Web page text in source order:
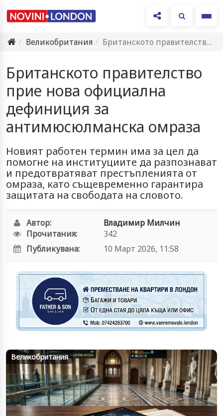
Великобритания
Британското правителство прие нова официална дефиниция за антимюсюлманска омраза
Британското правителство
прие нова официална
дефиниция за
антимюсюлманска омраза
Новият работен термин има за цел да
помогне на институциите да разпознават
и предотвратяват престъпленията от
омраза, като същевременно гарантира
защитата на свободата на словото.
Автор:
Владимир Милчин
Прочитания:
342
Публикувана:
10 Март 2026, 11:58
Великобритания